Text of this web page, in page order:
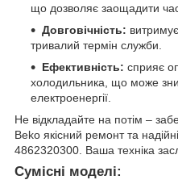
що дозволяє заощадити
Довговічність:
тривалий термін служби.
Ефективність: сприяє
холодильника, що може
електроенергії.
Не відкладайте на потім –
Beko якісний ремонт та
4862320300. Ваша техніка
Сумісні моделі: